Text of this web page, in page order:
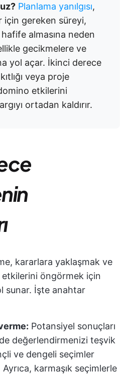
Planlama yanılgısı,
için gereken süreyi,
almasına neden
gecikmelere ve
yol açar. İkinci derece
veya proje
etkilerini
ortadan kaldırır.
kararlara yaklaşmak ve
etkilerini öngörmek için
sunar. İşte anahtar
Potansiyel sonuçları
değerlendirmenizi teşvik
ve dengeli seçimler
Ayrıca, karmaşık seçimlerle